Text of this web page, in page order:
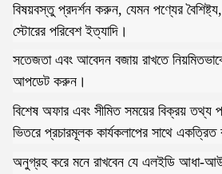
বিষয়বস্তু প্রদর্শন করুন, যেমন পণ্যের
স্টোরের পরিবেশ ইত্যাদি।
সতেজতা এবং আবেদন বজায় রাখতে
আপডেট করুন।
বিশেষ অফার এবং সীমিত সময়ের বিক্রয় তথ্য
ভিতরে প্রচারমূলক কার্যকলাপের সাথে
অনুগ্রহ করে মনে রাখবেন যে এলইডি আধা-